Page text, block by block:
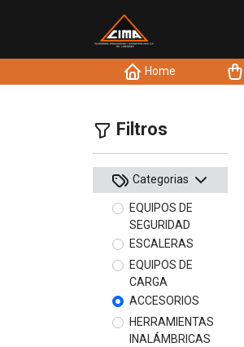
Home
Filtros
Categorias
EQUIPOS DE
SEGURIDAD
ESCALERAS
EQUIPOS DE
CARGA
ACCESORIOS
HERRAMIENTAS
INALÁMBRICAS